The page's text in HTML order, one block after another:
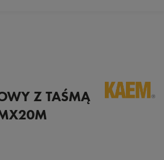
Z TAŚMĄ